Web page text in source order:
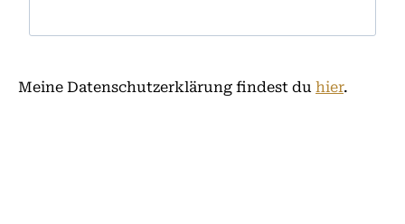
Meine Datenschutzerklärung findest du hier.